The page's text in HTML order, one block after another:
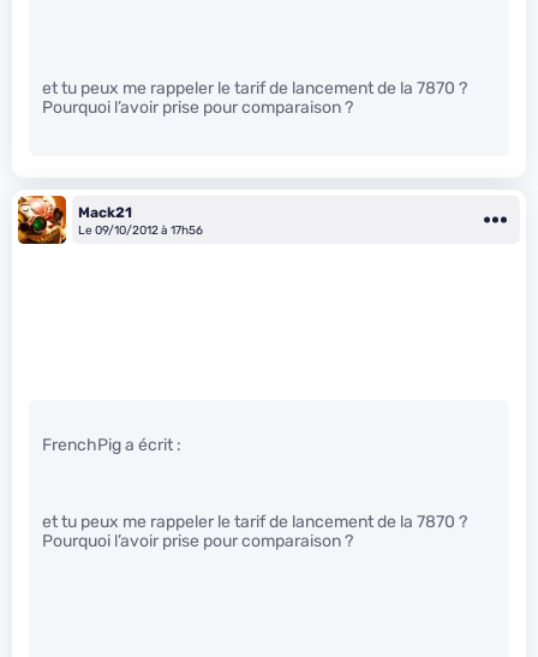
et tu peux me rappeler le tarif de lancement de la 7870 ?
Pourquoi l’avoir prise pour comparaison ?
Mack21
Le 09/10/2012 à 17h56
FrenchPig a écrit :
et tu peux me rappeler le tarif de lancement de la 7870 ?
Pourquoi l’avoir prise pour comparaison ?